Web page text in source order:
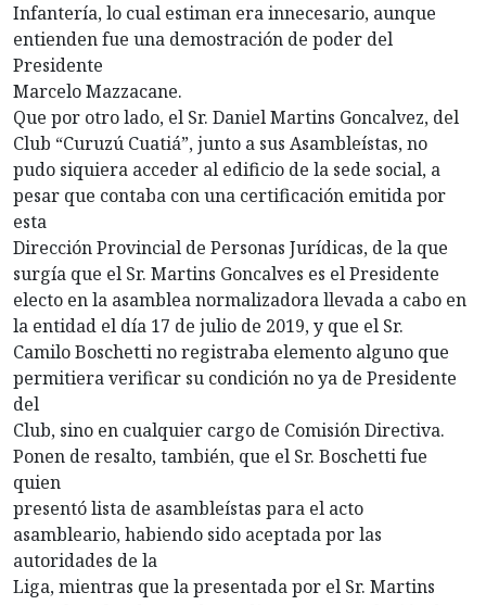
Infantería, lo cual estiman era innecesario, aunque
entienden fue una demostración de poder del
Presidente
Marcelo Mazzacane.
Que por otro lado, el Sr. Daniel Martins Goncalvez, del
Club “Curuzú Cuatiá”, junto a sus Asambleístas, no
pudo siquiera acceder al edificio de la sede social, a
pesar que contaba con una certificación emitida por
esta
Dirección Provincial de Personas Jurídicas, de la que
surgía que el Sr. Martins Goncalves es el Presidente
electo en la asamblea normalizadora llevada a cabo en
la entidad el día 17 de julio de 2019, y que el Sr.
Camilo Boschetti no registraba elemento alguno que
permitiera verificar su condición no ya de Presidente
del
Club, sino en cualquier cargo de Comisión Directiva.
Ponen de resalto, también, que el Sr. Boschetti fue
quien
presentó lista de asambleístas para el acto
asambleario, habiendo sido aceptada por las
autoridades de la
Liga, mientras que la presentada por el Sr. Martins